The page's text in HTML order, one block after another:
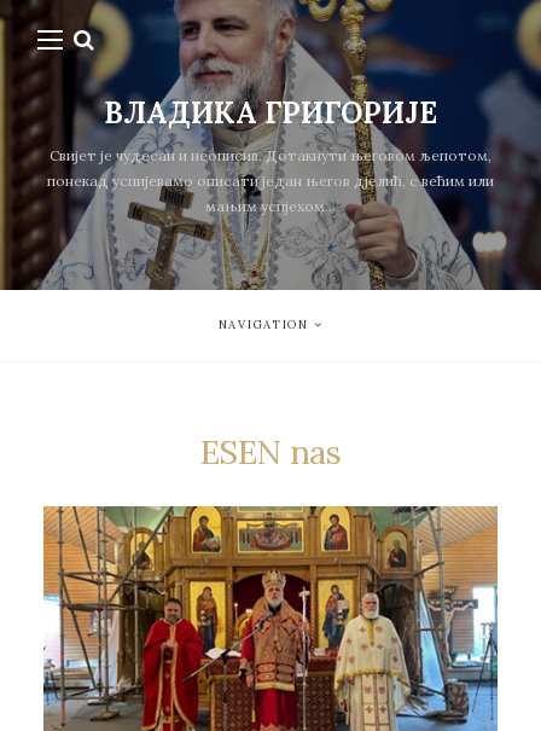
ВЛАДИКА ГРИГОРИЈЕ
Свијет је чудесан и неописив. Дотакнути његовом љепотом,
понекад успијевамо описати један његов дјелић, с већим или
мањим успјехом...
NAVIGATION
ESEN nas